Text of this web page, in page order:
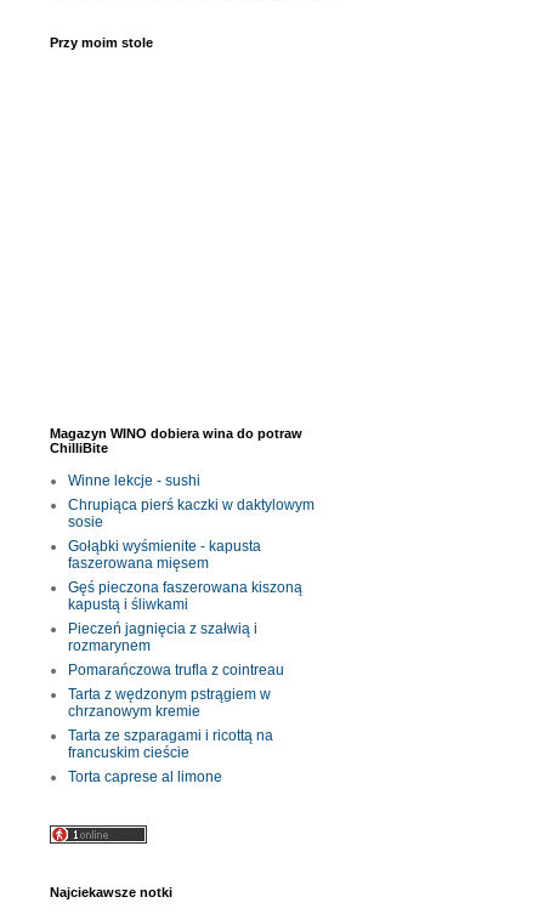
Przy moim stole
Magazyn WINO dobiera wina do potraw
ChilliBite
Winne lekcje - sushi
Chrupiąca pierś kaczki w daktylowym
sosie
Gołąbki wyśmienite - kapusta
faszerowana mięsem
Gęś pieczona faszerowana kiszoną
kapustą i śliwkami
Pieczeń jagnięcia z szałwią i
rozmarynem
Pomarańczowa trufla z cointreau
Tarta z wędzonym pstrągiem w
chrzanowym kremie
Tarta ze szparagami i ricottą na
francuskim cieście
Torta caprese al limone
Najciekawsze notki